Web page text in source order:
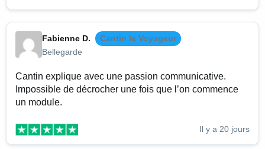
Fabienne D.
Cantin le Voyageur
Bellegarde
Cantin explique avec une passion communicative.
Impossible de décrocher une fois que l’on commence
un module.
Il y a 20 jours